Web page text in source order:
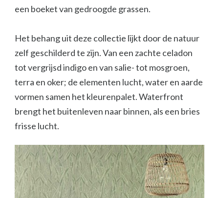
een boeket van gedroogde grassen.
Het behang uit deze collectie lijkt door de natuur
zelf geschilderd te zijn. Van een zachte celadon
tot vergrijsd indigo en van salie- tot mosgroen,
terra en oker; de elementen lucht, water en aarde
vormen samen het kleurenpalet. Waterfront
brengt het buitenleven naar binnen, als een bries
frisse lucht.